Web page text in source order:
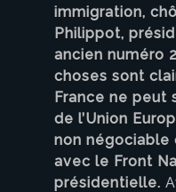
immigration,
Philippot,
ancien numéro
choses sont
France ne peut
de l’Union
non négociable
avec le Front
présidentielle.